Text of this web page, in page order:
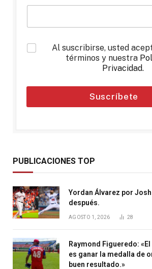
*
Al suscribirse, usted
términos y nuestra
Privacidad.
Suscríbete
PUBLICACIONES TOP
Yordan Álvarez por
después.
AGOSTO 1, 2026 28
Raymond Figueredo:
es ganar la medalla de
buen resultado.»